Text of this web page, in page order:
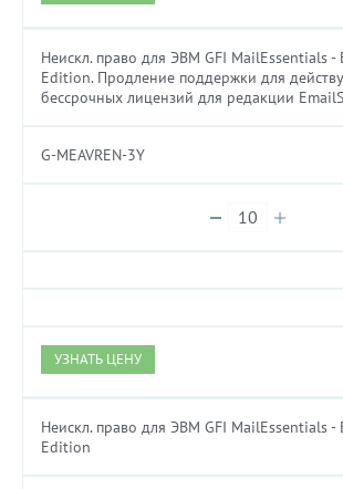
Неискл. право для ЭВМ GFI MailEssentials -
Edition. Продление поддержки для
бессрочных лицензий для редакции
G-MEAVREN-3Y
УЗНАТЬ ЦЕНУ
Неискл. право для ЭВМ GFI MailEssentials -
Edition